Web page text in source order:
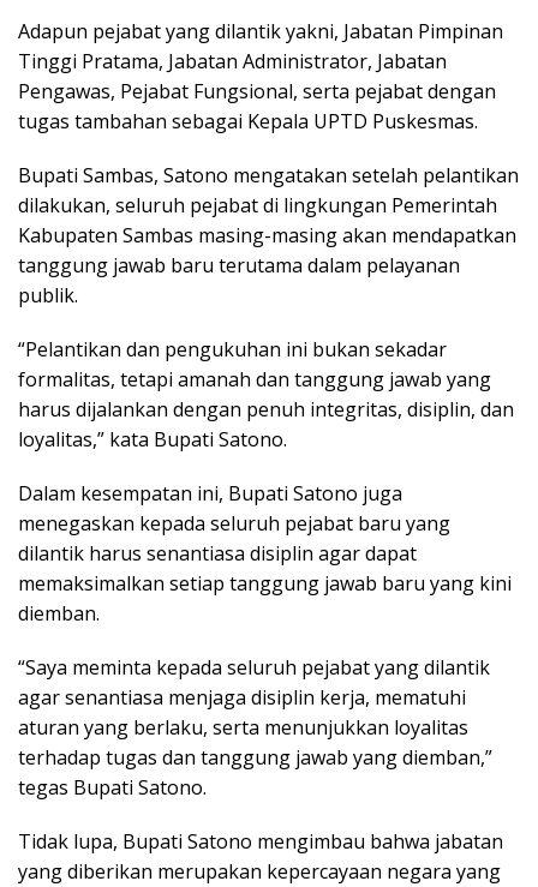
Adapun pejabat yang dilantik yakni, Jabatan Pimpinan
Tinggi Pratama, Jabatan Administrator, Jabatan
Pengawas, Pejabat Fungsional, serta pejabat dengan
tugas tambahan sebagai Kepala UPTD Puskesmas.
Bupati Sambas, Satono mengatakan setelah pelantikan
dilakukan, seluruh pejabat di lingkungan Pemerintah
Kabupaten Sambas masing-masing akan mendapatkan
tanggung jawab baru terutama dalam pelayanan
publik.
“Pelantikan dan pengukuhan ini bukan sekadar
formalitas, tetapi amanah dan tanggung jawab yang
harus dijalankan dengan penuh integritas, disiplin, dan
loyalitas,” kata Bupati Satono.
Dalam kesempatan ini, Bupati Satono juga
menegaskan kepada seluruh pejabat baru yang
dilantik harus senantiasa disiplin agar dapat
memaksimalkan setiap tanggung jawab baru yang kini
diemban.
“Saya meminta kepada seluruh pejabat yang dilantik
agar senantiasa menjaga disiplin kerja, mematuhi
aturan yang berlaku, serta menunjukkan loyalitas
terhadap tugas dan tanggung jawab yang diemban,”
tegas Bupati Satono.
Tidak lupa, Bupati Satono mengimbau bahwa jabatan
yang diberikan merupakan kepercayaan negara yang